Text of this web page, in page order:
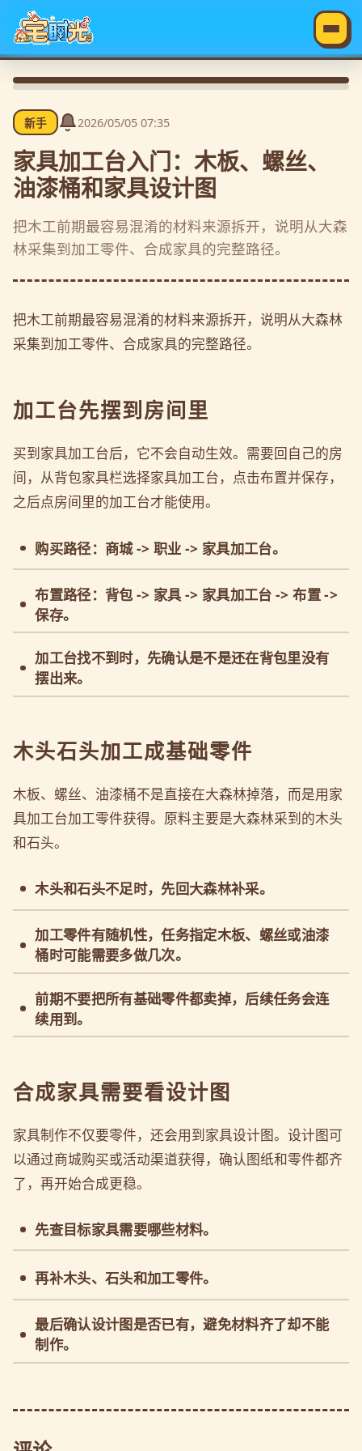
新手 2026/05/05 07:35
家具加工台入门：木板、螺丝、
油漆桶和家具设计图
把木工前期最容易混淆的材料来源拆开，说明从大森
林采集到加工零件、合成家具的完整路径。
把木工前期最容易混淆的材料来源拆开，说明从大森林
采集到加工零件、合成家具的完整路径。
加工台先摆到房间里
买到家具加工台后，它不会自动生效。需要回自己的房
间，从背包家具栏选择家具加工台，点击布置并保存，
之后点房间里的加工台才能使用。
购买路径：商城 -> 职业 -> 家具加工台。
布置路径：背包 -> 家具 -> 家具加工台 -> 布置 ->
保存。
加工台找不到时，先确认是不是还在背包里没有
摆出来。
木头石头加工成基础零件
木板、螺丝、油漆桶不是直接在大森林掉落，而是用家
具加工台加工零件获得。原料主要是大森林采到的木头
和石头。
木头和石头不足时，先回大森林补采。
加工零件有随机性，任务指定木板、螺丝或油漆
桶时可能需要多做几次。
前期不要把所有基础零件都卖掉，后续任务会连
续用到。
合成家具需要看设计图
家具制作不仅要零件，还会用到家具设计图。设计图可
以通过商城购买或活动渠道获得，确认图纸和零件都齐
了，再开始合成更稳。
先查目标家具需要哪些材料。
再补木头、石头和加工零件。
最后确认设计图是否已有，避免材料齐了却不能
制作。